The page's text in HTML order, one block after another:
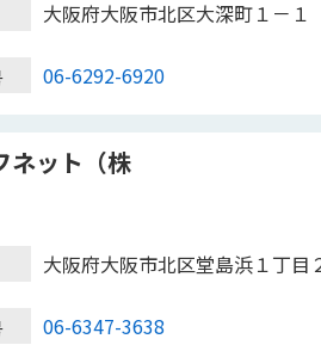
大阪府大阪市北区大深町１－
06-6292-6920
ネット（株
大阪府大阪市北区堂島浜１丁
06-6347-3638